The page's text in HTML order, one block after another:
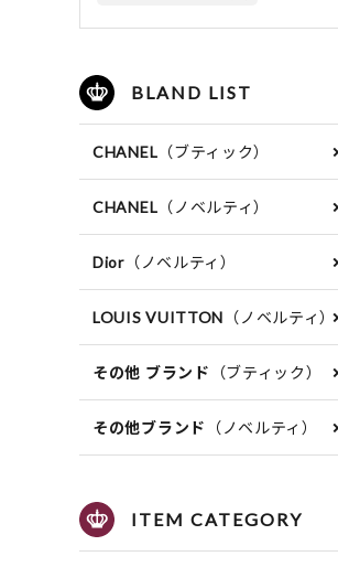
BLAND LIST
CHANEL （ブティック）
CHANEL （ノベルティ）
Dior（ノベルティ）
LOUIS VUITTON （ノベルティ）
その他 ブランド （ブティック）
その他ブランド （ノベルティ）
ITEM CATEGORY